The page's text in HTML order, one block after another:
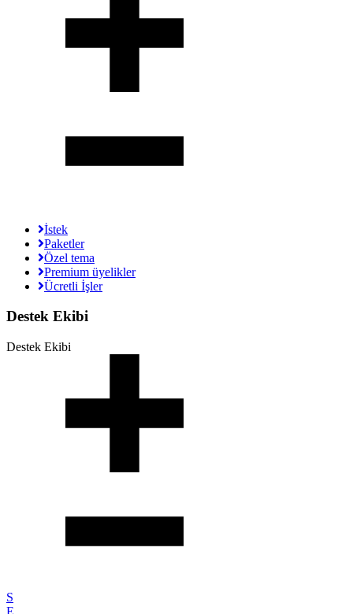
İstek
Paketler
Özel tema
Premium üyelikler
Ücretli İşler
Destek Ekibi
Destek Ekibi
S
E